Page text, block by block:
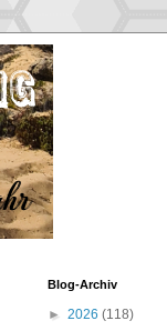
Blog-Archiv
► 2026 (118)